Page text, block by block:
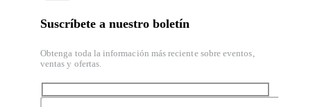
Suscríbete a nuestro boletín
Obtenga toda la información más reciente sobre eventos,
ventas y ofertas.